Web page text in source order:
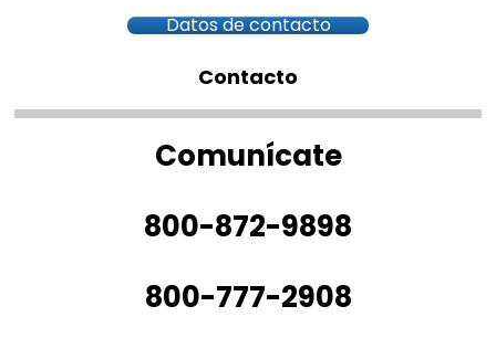
Datos de contacto
Contacto
Comunícate
800-872-9898
800-777-2908